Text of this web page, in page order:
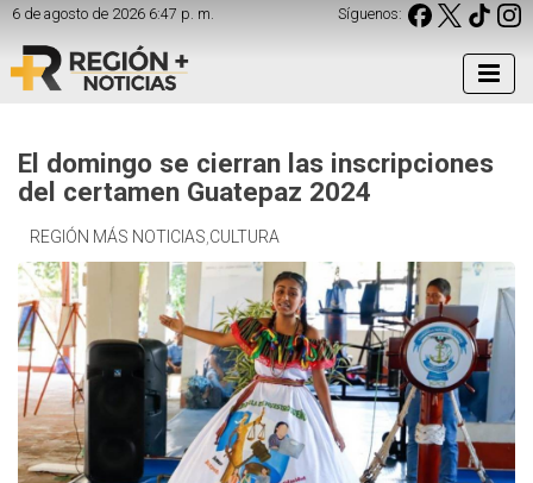
6 de agosto de 2026 6:47 p. m. Síguenos:
El domingo se cierran las inscripciones
del certamen Guatepaz 2024
REGIÓN MÁS NOTICIAS CULTURA